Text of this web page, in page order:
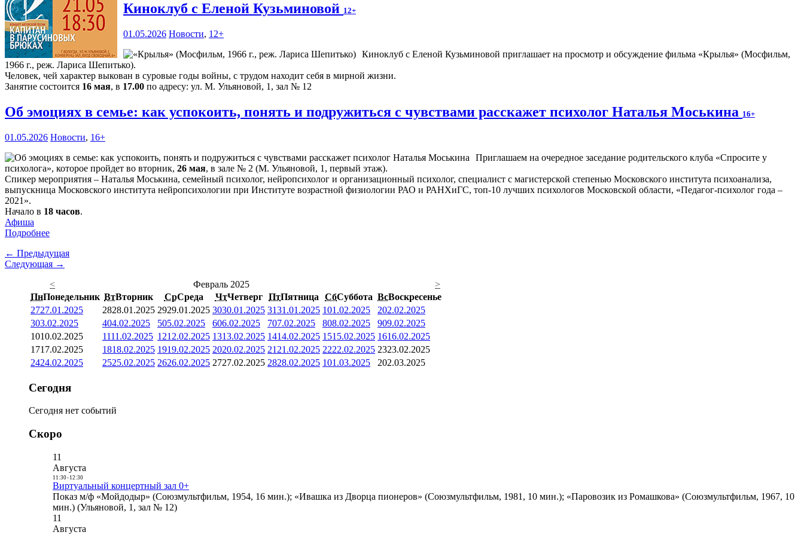
Киноклуб с Еленой Кузьминовой 12+
01.05.2026 Новости, 12+
Киноклуб с Еленой Кузьминовой приглашает на просмотр и обсуждение фильма «Крылья» (Мосфильм,
1966 г., реж. Лариса Шепитько).
Человек, чей характер выкован в суровые годы войны, с трудом находит себя в мирной жизни.
Занятие состоится 16 мая, в 17.00 по адресу: ул. М. Ульяновой, 1, зал № 12
Об эмоциях в семье: как успокоить, понять и подружиться с чувствами расскажет психолог Наталья Моськина 16+
01.05.2026 Новости, 16+
Приглашаем на очередное заседание родительского клуба «Спросите у
психолога», которое пройдет во вторник, 26 мая, в зале № 2 (М. Ульяновой, 1, первый этаж).
Спикер мероприятия – Наталья Моськина, семейный психолог, нейропсихолог и организационный психолог, специалист с магистерской степенью Московского института психоанализа,
выпускница Московского института нейропсихологии при Институте возрастной физиологии РАО и РАНХиГС, топ-10 лучших психологов Московской области, «Педагог-психолог года –
2021».
Начало в 18 часов.
Афиша
Подробнее
← Предыдущая
Следующая →
<
Февраль 2025
>
ПнПонедельник ВтВторник СрСреда ЧтЧетверг ПтПятница СбСуббота ВсВоскресенье
2727.01.2025 2828.01.2025 2929.01.2025 3030.01.2025 3131.01.2025 101.02.2025 202.02.2025
303.02.2025 404.02.2025 505.02.2025 606.02.2025 707.02.2025 808.02.2025 909.02.2025
1010.02.2025 1111.02.2025 1212.02.2025 1313.02.2025 1414.02.2025 1515.02.2025 1616.02.2025
1717.02.2025 1818.02.2025 1919.02.2025 2020.02.2025 21 21.02.2025 2222.02.2025 2323.02.2025
2424.02.2025 2525.02.2025 2626.02.2025 2727.02.2025 2828.02.2025 101.03.2025 202.03.2025
Сегодня
Сегодня нет событий
Скоро
11
Августа
11:30- 12:30
Виртуальный концертный зал 0+
Показ м/ф «Мойдодыр» (Союзмультфильм, 1954, 16 мин.); «Ивашка из Дворца пионеров» (Союзмультфильм, 1981, 10 мин.); «Паровозик из Ромашкова» (Союзмультфильм, 1967, 10
мин.) (Ульяновой, 1, зал № 12)
11
Августа